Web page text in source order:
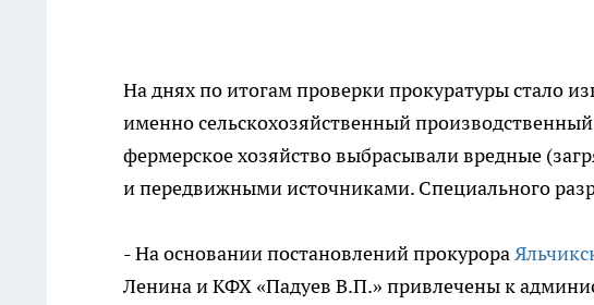
На днях по итогам проверки прокуратуры стало
именно сельскохозяйственный
фермерское хозяйство выбрасывали вредные
и передвижными источниками. Специального
- На основании постановлений прокурора
Ленина и КФХ «Падуев В.П.» привлечены к